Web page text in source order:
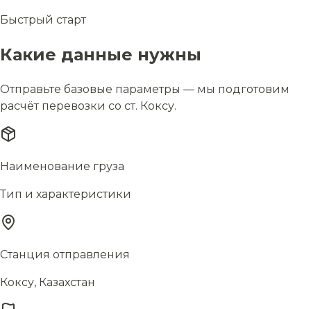
Быстрый старт
Какие данные нужны
Отправьте базовые параметры — мы подготовим
расчёт перевозки со ст. Коксу.
Наименование груза
Тип и характеристики
Станция отправления
Коксу, Казахстан